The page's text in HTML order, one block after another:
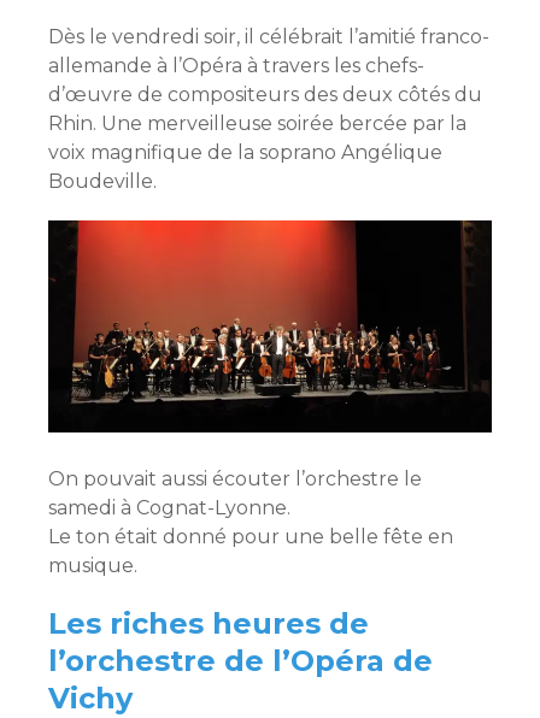
Dès le vendredi soir, il célébrait l’amitié franco-
allemande à l’Opéra à travers les chefs-
d’œuvre de compositeurs des deux côtés du
Rhin. Une merveilleuse soirée bercée par la
voix magnifique de la soprano Angélique
Boudeville.
On pouvait aussi écouter l’orchestre le
samedi à Cognat-Lyonne.
Le ton était donné pour une belle fête en
musique.
Les riches heures de
l’orchestre de l’Opéra de
Vichy